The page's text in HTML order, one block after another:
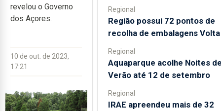
revelou o Governo
dos Açores.
10 de out. de 2023,
17:21
Regional
Região possui 72 pontos de
recolha de embalagens Volta
Regional
Aquaparque acolhe Noites
Verão até 12 de setembro
Regional
IRAE apreendeu mais de 32